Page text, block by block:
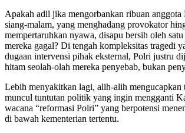
Apakah adil jika mengorbankan ribuan anggota
siang-malam, yang menghadang provokator
mempertaruhkan nyawa, disapu bersih oleh
mereka gagal? Di tengah kompleksitas tragedi
dugaan intervensi pihak eksternal, Polri justru
hitam seolah-olah mereka penyebab, bukan
Lebih menyakitkan lagi, alih-alih mengucapkan
muncul tuntutan politik yang ingin mengganti
wacana “reformasi Polri” yang berpotensi
di bawah kementerian tertentu.